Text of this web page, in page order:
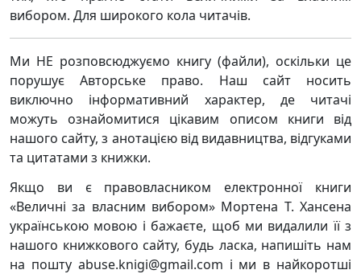
вибором. Для широкого кола читачів.
Ми НЕ розповсюджуємо книгу (файли), оскільки це
порушує Авторське право. Наш сайт носить
виключно інформативний характер, де читачі
можуть ознайомитися цікавим описом книги від
нашого сайту, з анотацією від видавництва, відгуками
та цитатами з книжки.
Якщо ви є правовласником електронної книги
«Величні за власним вибором» Мортена Т. Хансена
українською мовою і бажаєте, щоб ми видалили її з
нашого книжкового сайту, будь ласка, напишіть нам
на пошту abuse.knigi@gmail.com і ми в найкоротші